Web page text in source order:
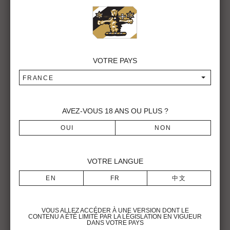
Ursula Guyenot – Mosaïque
Tristan Gassiole – Sculpture sur acier
VOTRE PAYS
FRANCE
AVEZ-VOUS 18 ANS OU PLUS ?
VOTRE LANGUE
VOUS ALLEZ ACCÉDER À UNE VERSION DONT LE
CONTENU A ÉTÉ LIMITÉ PAR LA LÉGISLATION EN VIGUEUR
DANS VOTRE PAYS